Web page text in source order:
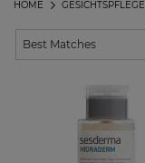
GESICHTSPFLEGE
HOME